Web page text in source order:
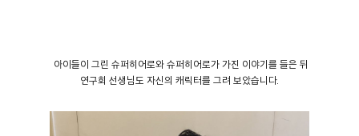
아이들이 그린 슈퍼히어로와 슈퍼히어로가 가진 이야기를 들은 뒤
연구회 선생님도 자신의 캐릭터를 그려 보았습니다.